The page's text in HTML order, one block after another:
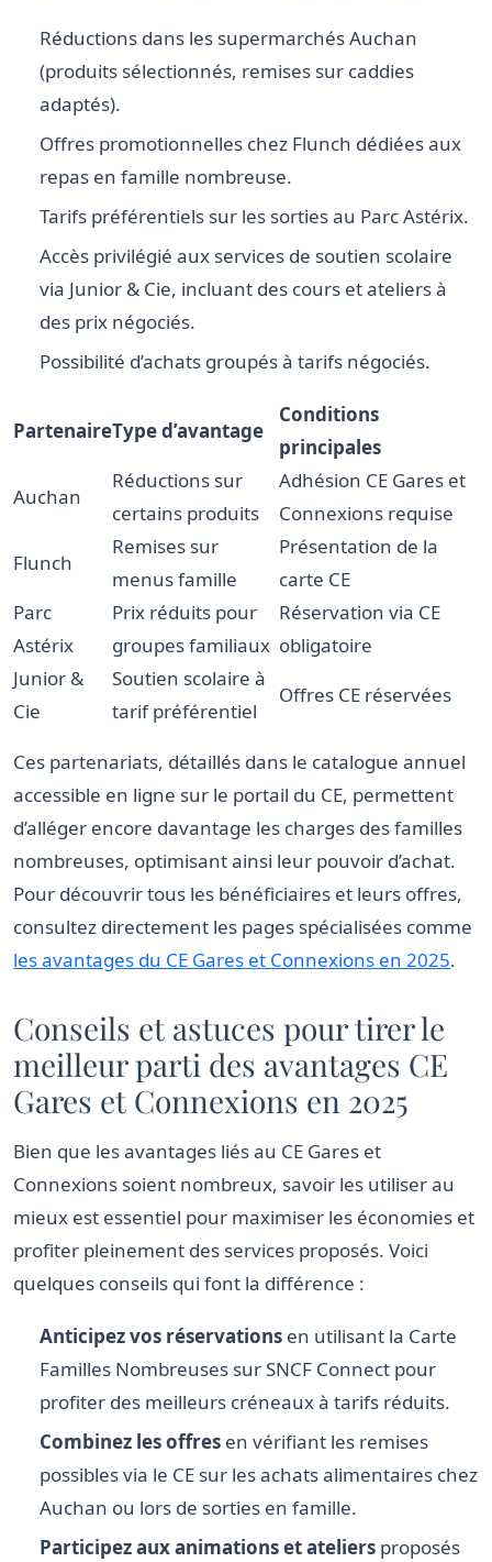
Réductions dans les supermarchés Auchan
(produits sélectionnés, remises sur caddies
adaptés).
Offres promotionnelles chez Flunch dédiées aux
repas en famille nombreuse.
Tarifs préférentiels sur les sorties au Parc Astérix.
Accès privilégié aux services de soutien scolaire
via Junior & Cie, incluant des cours et ateliers à
des prix négociés.
Possibilité d’achats groupés à tarifs négociés.
PartenaireType d’avantage
Conditions
principales
Auchan
Réductions sur
certains produits
Adhésion CE Gares et
Connexions requise
Flunch
Remises sur
menus famille
Présentation de la
carte CE
Parc
Astérix
Prix réduits pour
groupes familiaux
Réservation via CE
obligatoire
Junior &
Cie
Soutien scolaire à
tarif préférentiel
Offres CE réservées
Ces partenariats, détaillés dans le catalogue annuel
accessible en ligne sur le portail du CE, permettent
d’alléger encore davantage les charges des familles
nombreuses, optimisant ainsi leur pouvoir d’achat.
Pour découvrir tous les bénéficiaires et leurs offres,
consultez directement les pages spécialisées comme
les avantages du CE Gares et Connexions en 2025.
Conseils et astuces pour tirer le
meilleur parti des avantages CE
Gares et Connexions en 2025
Bien que les avantages liés au CE Gares et
Connexions soient nombreux, savoir les utiliser au
mieux est essentiel pour maximiser les économies et
profiter pleinement des services proposés. Voici
quelques conseils qui font la différence :
Anticipez vos réservations en utilisant la Carte
Familles Nombreuses sur SNCF Connect pour
profiter des meilleurs créneaux à tarifs réduits.
Combinez les offres en vérifiant les remises
possibles via le CE sur les achats alimentaires chez
Auchan ou lors de sorties en famille.
Participez aux animations et ateliers proposés